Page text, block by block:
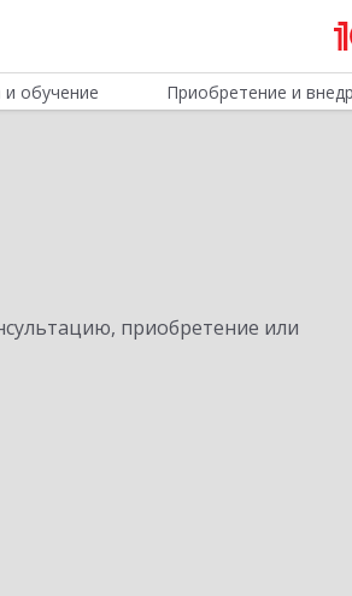
обучение Приобретение и
приобретение или